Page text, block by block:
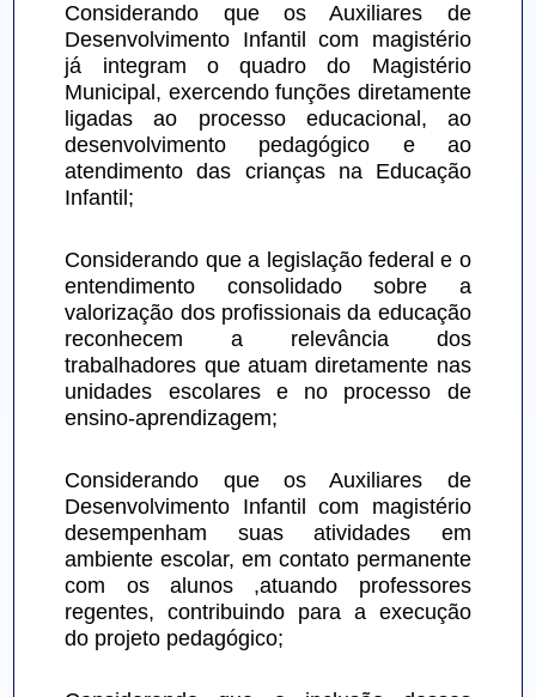
Considerando que os Auxiliares de
Desenvolvimento Infantil com magistério
já integram o quadro do Magistério
Municipal, exercendo funções diretamente
ligadas ao processo educacional, ao
desenvolvimento pedagógico e ao
atendimento das crianças na Educação
Infantil;
Considerando que a legislação federal e o
entendimento consolidado sobre a
valorização dos profissionais da educação
reconhecem a relevância dos
trabalhadores que atuam diretamente nas
unidades escolares e no processo de
ensino-aprendizagem;
Considerando que os Auxiliares de
Desenvolvimento Infantil com magistério
desempenham suas atividades em
ambiente escolar, em contato permanente
com os alunos ,atuando professores
regentes, contribuindo para a execução
do projeto pedagógico;